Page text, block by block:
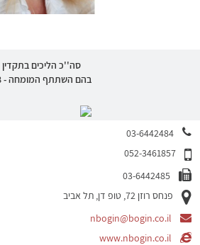
סה''כ הליכים בתקדין
בהם השתתף המומחה - 88
03-6442484
052-3461857
03-6442485
פנחס רוזן 72, טופ דן, תל אביב
nbogin@bogin.co.il
www.nbogin.co.il